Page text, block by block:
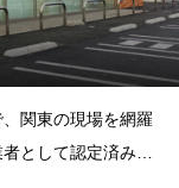
関東の現場を網羅
として認定済み。